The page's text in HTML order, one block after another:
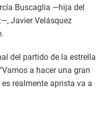
Buscaglia —hija del
Javier Velásquez
del partido de la estrella
a hacer una gran
realmente aprista va a